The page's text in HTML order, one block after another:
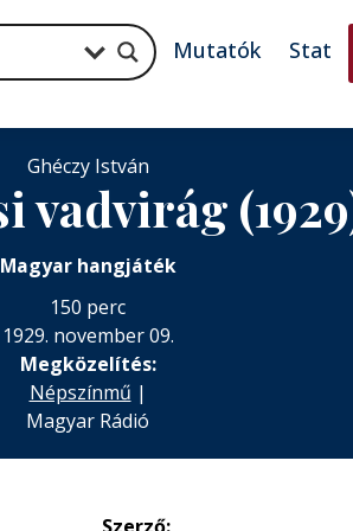
Mutatók Stat
Ghéczy István
vadvirág
Magyar hangjáték
150 perc
1929. november 09.
Megközelítés:
Népszínmű |
Magyar Rádió